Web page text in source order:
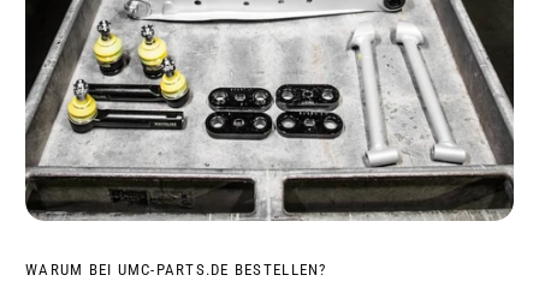
WARUM BEI UMC-PARTS.DE BESTELLEN?